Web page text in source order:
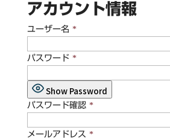
アカウント情報
ユーザー名 *
パスワード *
Show Password
パスワード確認 *
メールアドレス *